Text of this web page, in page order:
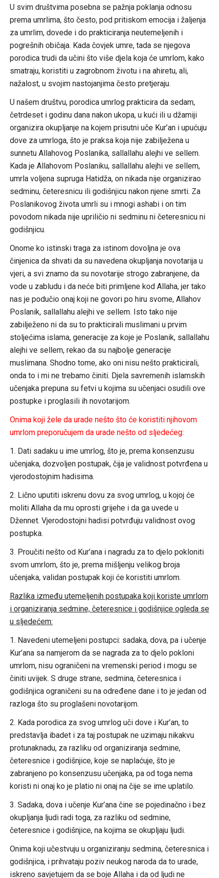
U svim društvima posebna se pažnja poklanja odnosu
prema umrlima, što često, pod pritiskom emocija i žaljenja
za umrlim, dovede i do prakticiranja neutemeljenih i
pogrešnih običaja. Kada čovjek umre, tada se njegova
porodica trudi da učini što više djela koja će umrlom, kako
smatraju, koristiti u zagrobnom životu i na ahiretu, ali,
nažalost, u svojim nastojanjima često pretjeraju.
U našem društvu, porodica umrlog prakticira da sedam,
četrdeset i godinu dana nakon ukopa, u kući ili u džamiji
organizira okupljanje na kojem prisutni uče Kur’an i upućuju
dove za umrloga, što je praksa koja nije zabilježena u
sunnetu Allahovog Poslanika, sallallahu alejhi ve sellem.
Kada je Allahovom Poslaniku, sallallahu alejhi ve sellem,
umrla voljena supruga Hatidža, on nikada nije organizirao
sedminu, četeresnicu ili godišnjicu nakon njene smrti. Za
Poslanikovog života umrli su i mnogi ashabi i on tim
povodom nikada nije upriličio ni sedminu ni četeresnicu ni
godišnjicu.
Onome ko istinski traga za istinom dovoljna je ova
činjenica da shvati da su navedena okupljanja novotarija u
vjeri, a svi znamo da su novotarije strogo zabranjene, da
vode u zabludu i da neće biti primljene kod Allaha, jer tako
nas je podučio onaj koji ne govori po hiru svome, Allahov
Poslanik, sallallahu alejhi ve sellem. Isto tako nije
zabilježeno ni da su to prakticirali muslimani u prvim
stoljećima islama, generacije za koje je Poslanik, sallallahu
alejhi ve sellem, rekao da su najbolje generacije
muslimana. Shodno tome, ako oni nisu nešto prakticirali,
onda to i mi ne trebamo činiti. Djela savremenih islamskih
učenjaka prepuna su fetvi u kojima su učenjaci osudili ove
postupke i proglasili ih novotarijom.
Onima koji žele da urade nešto što će koristiti njihovom
umrlom preporučujem da urade nešto od sljedećeg:
1. Dati sadaku u ime umrlog, što je, prema konsenzusu
učenjaka, dozvoljen postupak, čija je validnost potvrđena u
vjerodostojnim hadisima.
2. Lično uputiti iskrenu dovu za svog umrlog, u kojoj će
moliti Allaha da mu oprosti grijehe i da ga uvede u
Džennet. Vjerodostojni hadisi potvrđuju validnost ovog
postupka.
3. Proučiti nešto od Kur’ana i nagradu za to djelo pokloniti
svom umrlom, što je, prema mišljenju velikog broja
učenjaka, validan postupak koji će koristiti umrlom.
Razlika između utemeljenih postupaka koji koriste umrlom
i organiziranja sedmine, četeresnice i godišnjice ogleda se
u sljedećem:
1. Navedeni utemeljeni postupci: sadaka, dova, pa i učenje
Kur’ana sa namjerom da se nagrada za to djelo pokloni
umrlom, nisu ograničeni na vremenski period i mogu se
činiti uvijek. S druge strane, sedmina, četeresnica i
godišnjica ograničeni su na određene dane i to je jedan od
razloga što su proglašeni novotarijom.
2. Kada porodica za svog umrlog uči dove i Kur’an, to
predstavlja ibadet i za taj postupak ne uzimaju nikakvu
protunaknadu, za razliku od organiziranja sedmine,
četeresnice i godišnjice, koje se naplaćuje, što je
zabranjeno po konsenzusu učenjaka, pa od toga nema
koristi ni onaj ko je platio ni onaj na čije se ime uplatilo.
3. Sadaka, dova i učenje Kur’ana čine se pojedinačno i bez
okupljanja ljudi radi toga, za razliku od sedmine,
četeresnice i godišnjice, na kojima se okupljaju ljudi.
Onima koji učestvuju u organiziranju sedmina, četeresnica i
godišnjica, i prihvataju poziv neukog naroda da to urade,
iskreno savjetujem da se boje Allaha i da od ljudi ne